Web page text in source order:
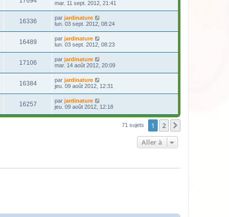
mar. 11 sept. 2012, 21:41
16336 par jardinature
lun. 03 sept. 2012, 08:24
16489 par jardinature
lun. 03 sept. 2012, 08:23
17106 par jardinature
mar. 14 août 2012, 20:09
16384 par jardinature
jeu. 09 août 2012, 12:31
16257 par jardinature
jeu. 09 août 2012, 12:18
71 sujets 1 2
Aller à